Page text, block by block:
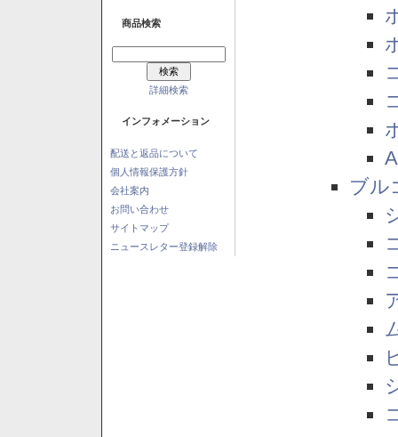
商品検索
詳細検索
インフォメーション
配送と返品について
個人情報保護方針
会社案内
お問い合わせ
サイトマップ
ニュースレター登録解除
ブル